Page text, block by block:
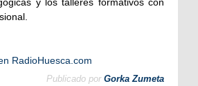
y los talleres formativos con
RadioHuesca.com
Publicado por Gorka Zumeta